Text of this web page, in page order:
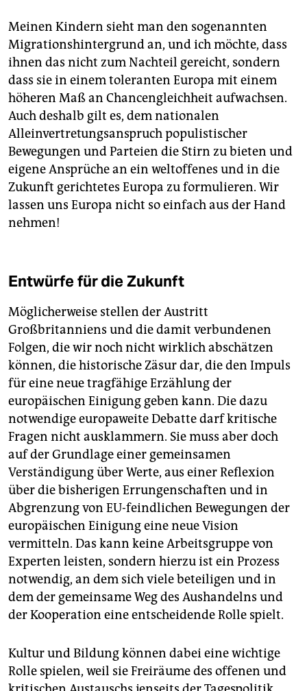
Meinen Kindern sieht man den sogenannten
Migrationshintergrund an, und ich möchte, dass
ihnen das nicht zum Nachteil gereicht, sondern
dass sie in einem toleranten Europa mit einem
höheren Maß an Chancengleichheit aufwachsen.
Auch deshalb gilt es, dem nationalen
Alleinvertretungsanspruch populistischer
Bewegungen und Parteien die Stirn zu bieten und
eigene Ansprüche an ein weltoffenes und in die
Zukunft gerichtetes Europa zu formulieren. Wir
lassen uns Europa nicht so einfach aus der Hand
nehmen!
Entwürfe für die Zukunft
Möglicherweise stellen der Austritt
Großbritanniens und die damit verbundenen
Folgen, die wir noch nicht wirklich abschätzen
können, die historische Zäsur dar, die den Impuls
für eine neue tragfähige Erzählung der
europäischen Einigung geben kann. Die dazu
notwendige europaweite Debatte darf kritische
Fragen nicht ausklammern. Sie muss aber doch
auf der Grundlage einer gemeinsamen
Verständigung über Werte, aus einer Reflexion
über die bisherigen Errungenschaften und in
Abgrenzung von EU-feindlichen Bewegungen der
europäischen Einigung eine neue Vision
vermitteln. Das kann keine Arbeitsgruppe von
Experten leisten, sondern hierzu ist ein Prozess
notwendig, an dem sich viele beteiligen und in
dem der gemeinsame Weg des Aushandelns und
der Kooperation eine entscheidende Rolle spielt.
Kultur und Bildung können dabei eine wichtige
Rolle spielen, weil sie Freiräume des offenen und